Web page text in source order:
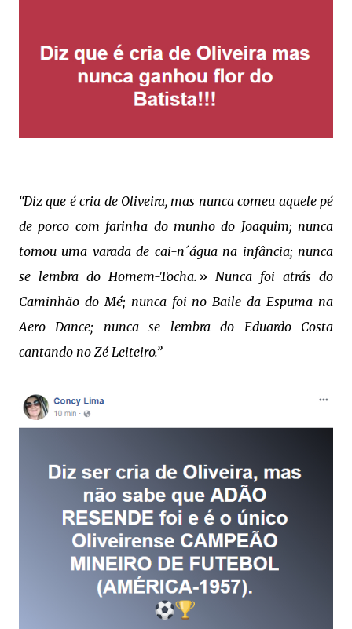
“Diz que é cria de Oliveira, mas nunca comeu aquele pé
de porco com farinha do munho do Joaquim; nunca
tomou uma varada de cai-n´água na infância; nunca
se lembra do Homem-Tocha.» Nunca foi atrás do
Caminhão do Mé; nunca foi no Baile da Espuma na
Aero Dance; nunca se lembra do Eduardo Costa
cantando no Zé Leiteiro.”